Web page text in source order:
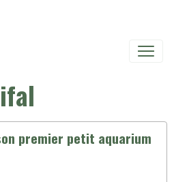
premier petit aquarium